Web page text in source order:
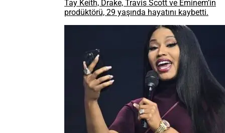
Tay Keith, Drake, Travis Scott ve Eminem’in
prodüktörü, 29 yaşında hayatını kaybetti.